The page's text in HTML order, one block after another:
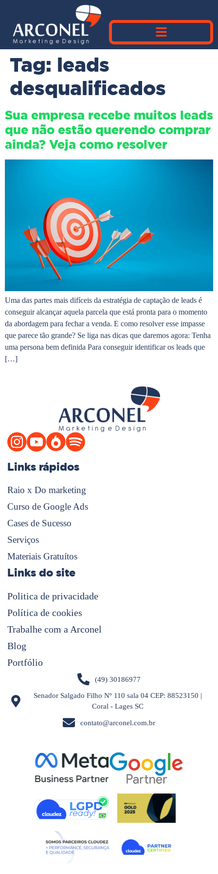
Tag: leads
desqualificados
Sua empresa recebe muitos leads
que não estão querendo comprar
ainda? Veja como resolver
Uma das partes mais difíceis da estratégia de captação de leads é
conseguir alcançar aquela parcela que está pronta para o momento
da abordagem para fechar a venda. E como resolver esse impasse
que parece tão grande? Se liga nas dicas que daremos agora: Tenha
uma persona bem definida Para conseguir identificar os leads que
[…]
Links rápidos
Raio x Do marketing
Curso de Google Ads
Cases de Sucesso
Serviços
Materiais Gratuítos
Links do site
Politica de privacidade
Política de cookies
Trabalhe com a Arconel
Blog
Portfólio
(49) 30186977
Senador Salgado Filho Nº 110 sala 04 CEP: 88523150 |
Coral - Lages SC
contato@arconel.com.br